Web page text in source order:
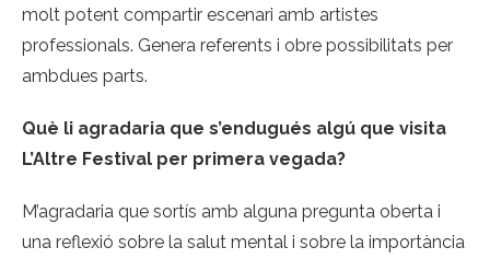
molt potent compartir escenari amb artistes
professionals. Genera referents i obre possibilitats per
ambdues parts.
Què li agradaria que s’endugués algú que visita
L’Altre Festival per primera vegada?
M’agradaria que sortís amb alguna pregunta oberta i
una reflexió sobre la salut mental i sobre la importància